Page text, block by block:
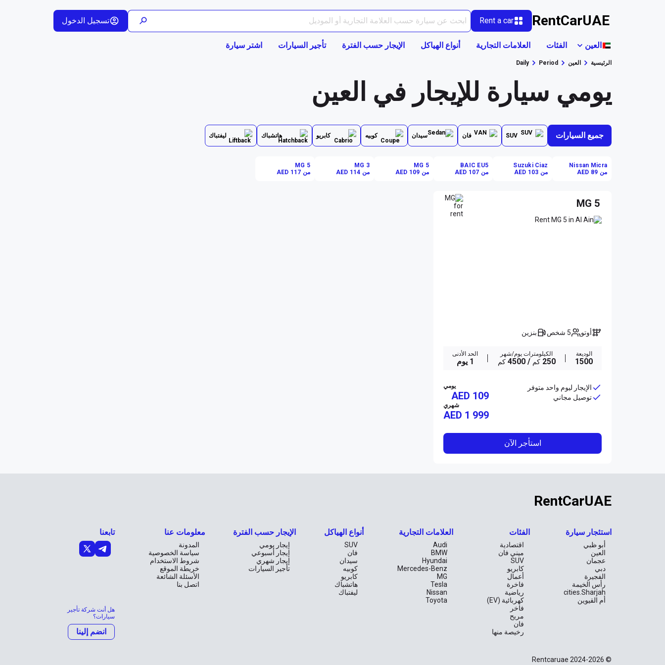
RentCarUAE
Rent a car تسجيل الدخول
العين الفئات العلامات التجارية أنواع الهياكل الإيجار حسب الفترة تأجير السيارات اشتر سيارة
الرئيسية العين Period
Daily
يومي سيارة للإيجار في العين
جميع السيارات SUV فان سيدان كوبيه كابريو هاتشباك ليفتباك
Nissan Micra
من AED 89
Suzuki Ciaz
من AED 103
BAIC EU5
من AED 107
MG 5
من AED 109
MG 3
من AED 114
MG 5
من AED 117
MG 5
أوتو 5 شخص بنزين
الوديعة
1500
الكيلومترات يوم/شهر
250 كم / 4500 كم
الحد الأدنى
1 يوم
الإيجار ليوم واحد متوفر
توصيل مجاني
يومي
AED 109
شهري
AED 1 999
استأجر الآن
RentCarUAE
استئجار سيارة
أبو ظبي
العين
عجمان
دبي
الفجيرة
رأس الخيمة
cities.Sharjah
أم القيوين
الفئات
اقتصادية
ميني فان
SUV
كابريو
أعمال
فاخرة
رياضية
كهربائية (EV)
فاخر
مريح
فان
رخيصة منها
العلامات التجارية
Audi
BMW
Hyundai
Mercedes-Benz
MG
Tesla
Nissan
Toyota
أنواع الهياكل
SUV
فان
سيدان
كوبيه
كابريو
هاتشباك
ليفتباك
الإيجار حسب الفترة
إيجار يومي
إيجار أسبوعي
إيجار شهري
تأجير السيارات
معلومات عنا
المدونة
سياسة الخصوصية
شروط الاستخدام
خريطة الموقع
الأسئلة الشائعة
اتصل بنا
تابعنا
هل أنت شركة تأجير
سيارات؟
انضم إلينا
© Rentcaruae 2024-2026